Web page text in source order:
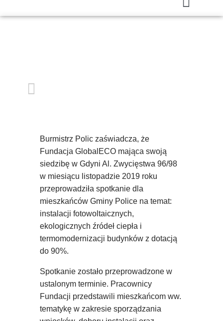
Burmistrz Polic zaświadcza, że
Fundacja GlobalECO mająca swoją
siedzibę w Gdyni Al. Zwycięstwa 96/98
w miesiącu listopadzie 2019 roku
przeprowadziła spotkanie dla
mieszkańców Gminy Police na temat:
instalacji fotowoltaicznych,
ekologicznych źródeł ciepła i
termomodernizacji budynków z dotacją
do 90%.
Spotkanie zostało przeprowadzone w
ustalonym terminie. Pracownicy
Fundacji przedstawili mieszkańcom ww.
tematykę w zakresie sporządzania